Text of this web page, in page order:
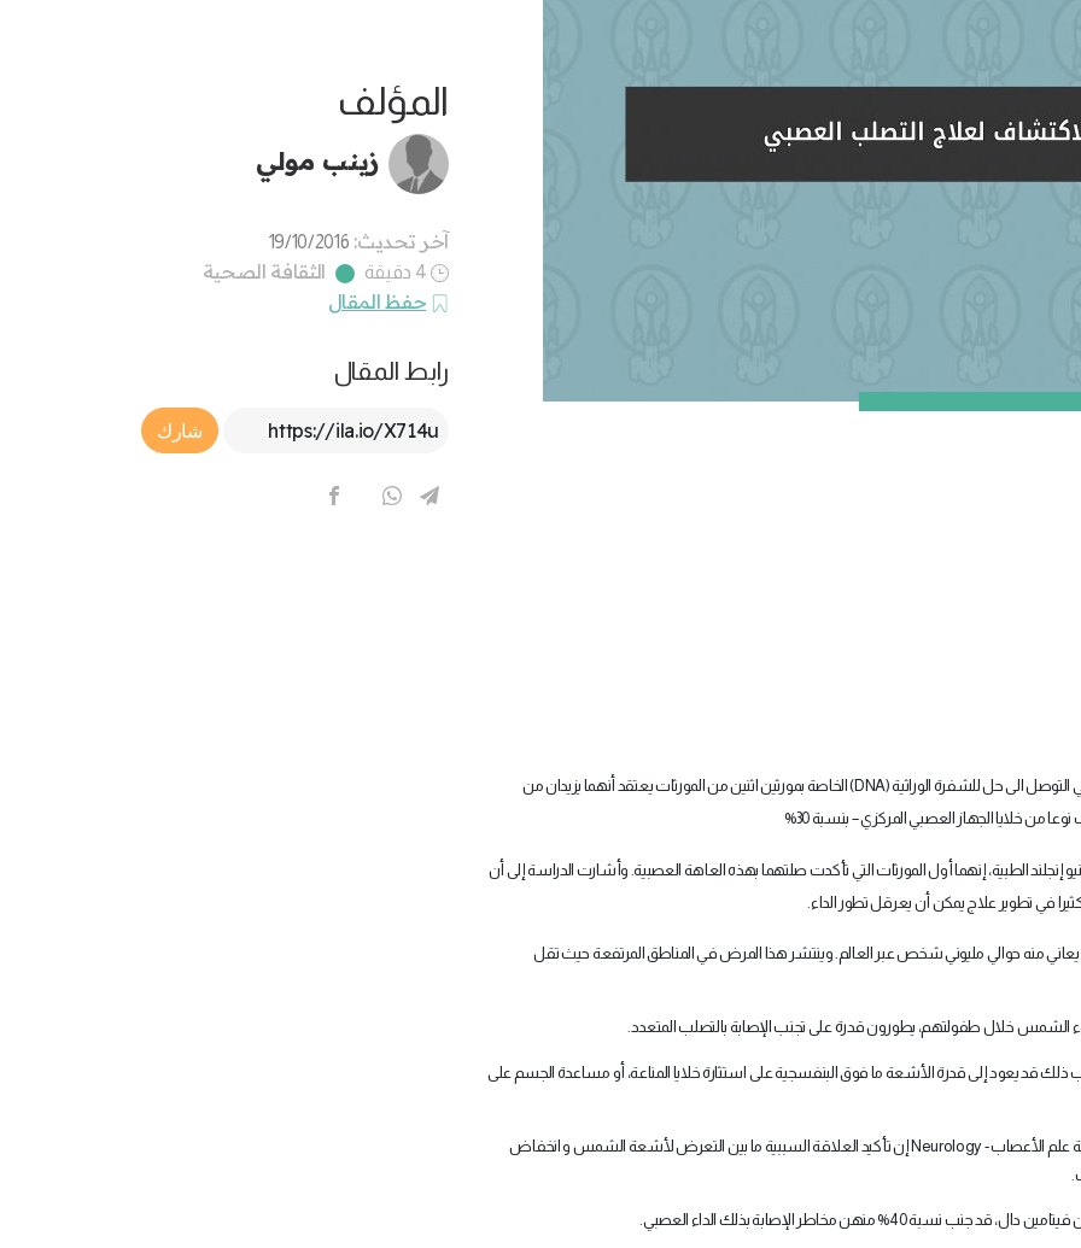
الى حل للشفرة الوراثية (DNA)الخاصة بمورثين اثنين من المورثات يعتقد أنهما يزيدان من
من خلايا الجهاز العصبي المركزي – بنسبة 30
%
المؤلف
زينب مولي
آخر تحديث: 19/10/2016
4 دقيقة
الثقافة الصحية
حفظ المقال
رابط المقال
Article Link
شارك
الطبية، إنهما أول المورثات التي تأكدت صلتهما بهذه العاهة العصبية. وأشارت الدراسة إلى أن
في تطوير علاج يمكن أن يعرقل تطور الداء.
منه حوالي مليوني شخص عبر العالم. وينتشر هذا المرض في المناطق المرتفعة حيث تقل
خلال طفولتهم، يطورون قدرة على تجنب الإصابة بالتصلب المتعدد.
قد يعود إلى قدرة الأشعة ما فوق البنفسجية على استثارة خلايا المناعة، أو مساعدة الجسم على
علم الأعصابNeurology - إن تأكيد العلاقة السببية ما بين التعرض لأشعة الشمس و انخفاض
منهن مخاطر الإصابة بذلك الداء العصبي .